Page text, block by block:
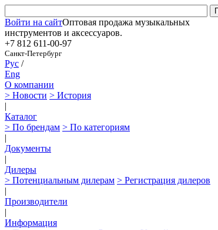
Войти на сайтОптовая продажа музыкальных
инструментов и аксессуаров.
+7 812 611-00-97
Санкт-Петербург
Рус /
Eng
О компании
> Новости > История
|
Каталог
> По брендам > По категориям
|
Документы
|
Дилеры
> Потенциальным дилерам > Регистрация дилеров
|
Производители
|
Информация